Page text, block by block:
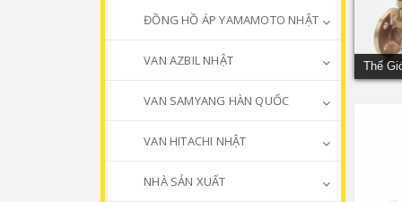
Thế
ĐỒNG HỒ ÁP YAMAMOTO NHẬT
VAN AZBIL NHẬT
VAN SAMYANG HÀN QUỐC
VAN HITACHI NHẬT
NHÀ SẢN XUẤT